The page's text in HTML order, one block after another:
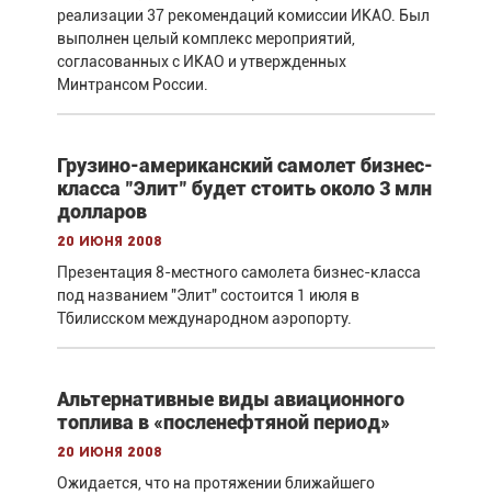
реализации 37 рекомендаций комиссии ИКАО. Был
выполнен целый комплекс мероприятий,
согласованных с ИКАО и утвержденных
Минтрансом России.
Грузино-американский самолет бизнес-
класса "Элит" будет стоить около 3 млн
долларов
20 июня 2008
Презентация 8-местного самолета бизнес-класса
под названием "Элит" состоится 1 июля в
Тбилисском международном аэропорту.
Альтернативные виды авиационного
топлива в «посленефтяной период»
20 июня 2008
Ожидается, что на протяжении ближайшего